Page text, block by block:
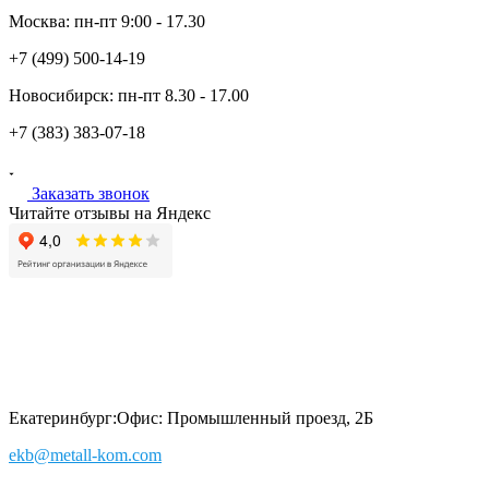
Москва: пн-пт 9:00 - 17.30
+7 (499) 500-14-19
Новосибирск: пн-пт 8.30 - 17.00
+7 (383) 383-07-18
Заказать звонок
Читайте отзывы на Яндекс
Екатеринбург:Офис: Промышленный проезд, 2Б
ekb@metall-kom.com